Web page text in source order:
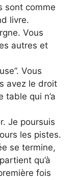
sont comme
livre.
Vous
autres et
Vous
avez le droit
qui n’a
Je poursuis
les pistes.
se termine,
qu’à
fois